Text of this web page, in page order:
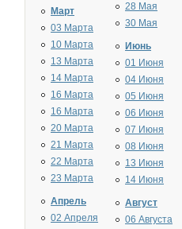
Март
03 Марта
10 Марта
13 Марта
14 Марта
16 Марта
16 Марта
20 Марта
21 Марта
22 Марта
23 Марта
Апрель
02 Апреля
28 Мая
30 Мая
Июнь
01 Июня
04 Июня
05 Июня
06 Июня
07 Июня
08 Июня
13 Июня
14 Июня
Август
06 Августа